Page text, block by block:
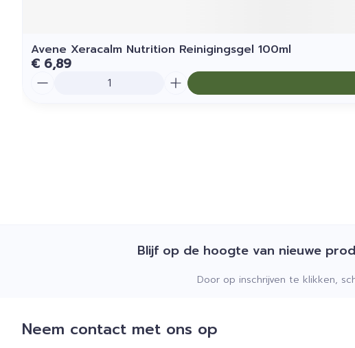
Avene Xeracalm Nutrition Reinigingsgel 100ml
€ 6,89
Blijf op de hoogte van nieuwe
Door op inschrijven te klikken,
Neem contact met ons op